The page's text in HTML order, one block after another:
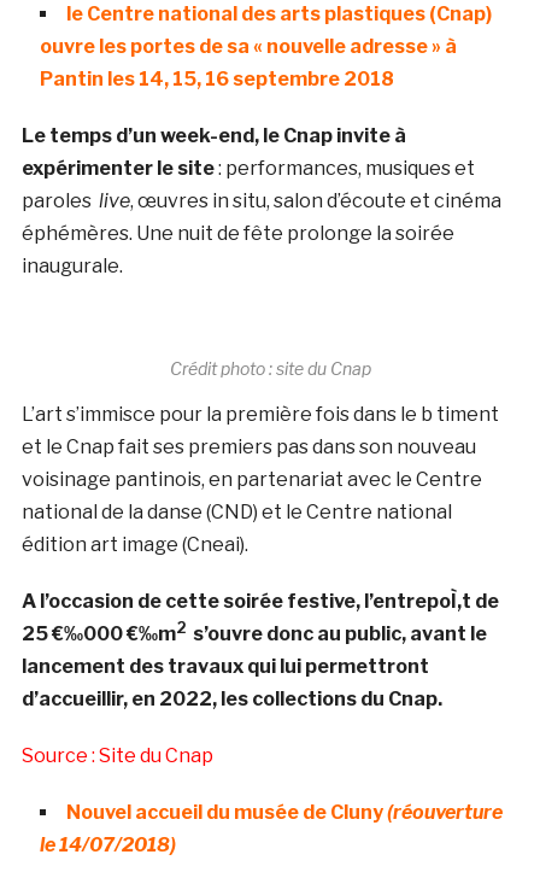
le Centre national des arts plastiques (Cnap)
ouvre les portes de sa « nouvelle adresse » à
Pantin les 14, 15, 16 septembre 2018
Le temps d’un week-end, le Cnap invite à
expérimenter le site: performances, musiques et
paroles live, œuvres in situ, salon d’écoute et cinéma
éphémères. Une nuit de fête prolonge la soirée
inaugurale.
Crédit photo : site du Cnap
L’art s’immisce pour la première fois dans le b timent
et le Cnap fait ses premiers pas dans son nouveau
voisinage pantinois, en partenariat avec le Centre
national de la danse (CND) et le Centre national
édition art image (Cneai).
A l’occasion de cette soirée festive, l’entrepoÌ‚t de
25 €‰000 €‰m2s’ouvre donc au public, avant le
lancement des travaux qui lui permettront
d’accueillir, en 2022, les collections du Cnap.
Source : Site du Cnap
Nouvel accueil du musée de Cluny(réouverture
le 14/07/2018)